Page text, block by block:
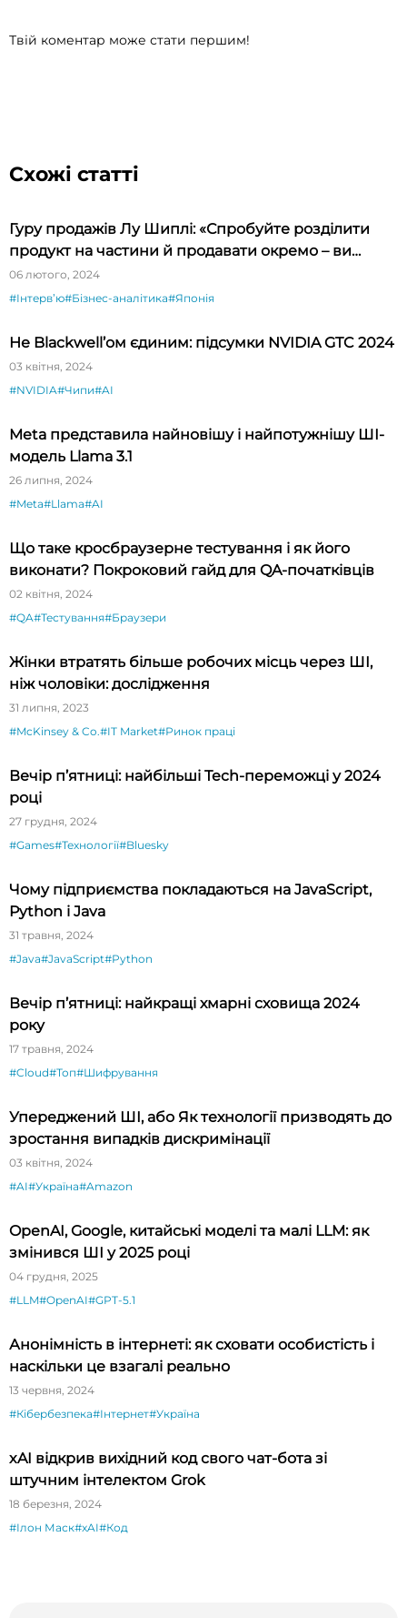
Твій коментар може стати першим!
Схожі статті
Гуру продажів Лу Шиплі: «Спробуйте розділити
продукт на частини й продавати окремо – ви
будете вражені»
06 лютого, 2024
#Інтервʼю#Бізнес-аналітика#Японія
Не Blackwell’ом єдиним: підсумки NVIDIA GTC 2024
03 квітня, 2024
#NVIDIA#Чипи#AI
Meta представила найновішу і найпотужнішу ШІ-
модель Llama 3.1
26 липня, 2024
#Meta#Llama#AI
Що таке кросбраузерне тестування і як його
виконати? Покроковий гайд для QA-початківців
02 квітня, 2024
#QA#Тестування#Браузери
Жінки втратять більше робочих місць через ШІ,
ніж чоловіки: дослідження
31 липня, 2023
#McKinsey & Co.#IT Market#Ринок праці
Вечір п’ятниці: найбільші Tech-переможці у 2024
році
27 грудня, 2024
#Games#Технології#Bluesky
Чому підприємства покладаються на JavaScript,
Python і Java
31 травня, 2024
#Java#JavaScript#Python
Вечір п’ятниці: найкращі хмарні сховища 2024
року
17 травня, 2024
#Cloud#Топ#Шифрування
Упереджений ШІ, або Як технології призводять до
зростання випадків дискримінації
03 квітня, 2024
#AI#Україна#Amazon
OpenAI, Google, китайські моделі та малі LLM: як
змінився ШІ у 2025 році
04 грудня, 2025
#LLM#OpenAI#GPT-5.1
Анонімність в інтернеті: як сховати особистість і
наскільки це взагалі реально
13 червня, 2024
#Кібербезпека#Інтернет#Україна
xAI відкрив вихідний код свого чат-бота зі
штучним інтелектом Grok
18 березня, 2024
#Ілон Маск#xAI#Код